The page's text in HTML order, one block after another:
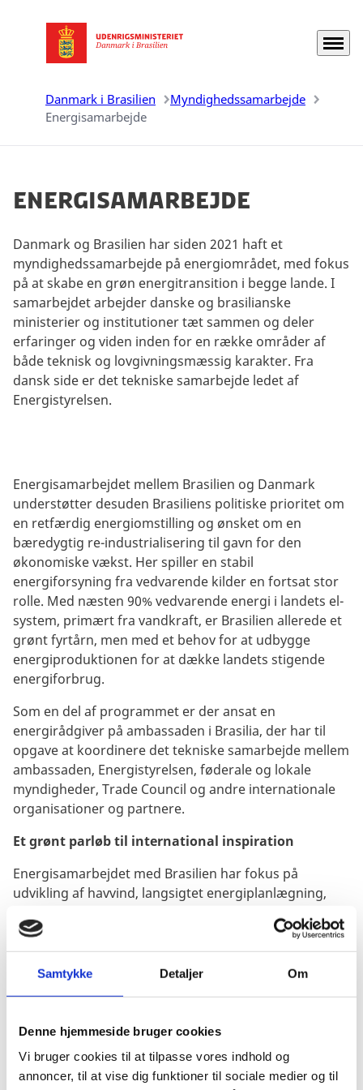
Samtykke Detaljer Om
Denne hjemmeside bruger cookies
Vi bruger cookies til at tilpasse vores indhold og
annoncer, til at vise dig funktioner til sociale medier og til
Gå til forsiden Menu
Danmark i Brasilien
Myndighedssamarbejde
Energisamarbejde
Energisamarbejde
Danmark og Brasilien har siden 2021 haft et
myndighedssamarbejde på energiområdet, med fokus
på at skabe en grøn energitransition i begge lande. I
samarbejdet arbejder danske og brasilianske
ministerier og institutioner tæt sammen og deler
erfaringer og viden inden for en række områder af
både teknisk og lovgivningsmæssig karakter. Fra
dansk side er det tekniske samarbejde ledet af
Energistyrelsen.
Energisamarbejdet mellem Brasilien og Danmark
understøtter desuden Brasiliens politiske prioritet om
en retfærdig energiomstilling og ønsket om en
bæredygtig re-industrialisering til gavn for den
økonomiske vækst. Her spiller en stabil
energiforsyning fra vedvarende kilder en fortsat stor
rolle. Med næsten 90% vedvarende energi i landets el-
system, primært fra vandkraft, er Brasilien allerede et
grønt fyrtårn, men med et behov for at udbygge
energiproduktionen for at dække landets stigende
energiforbrug.
Som en del af programmet er der ansat en
energirådgiver på ambassaden i Brasilia, der har til
opgave at koordinere det tekniske samarbejde mellem
ambassaden, Energistyrelsen, føderale og lokale
myndigheder, Trade Council og andre internationale
organisationer og partnere.
Et grønt parløb til international inspiration
Energisamarbejdet med Brasilien har fokus på
udvikling af havvind, langsigtet energiplanlægning,
energieffektivisering. I et el-system der i høj grad er
baseret på vandkraft er der i stigende grad brug for
flere forskellige energiformer for at sikre
Brasilien har ideelle forhold for udbygning af havvind
og interessen for havvind er stor. Der er derfor brug
for gode rammevilkår, der kan sikre en lavere risiko og
priser, samtidig med at el-nettet klargøres til den